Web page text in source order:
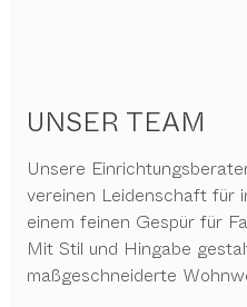
UNSER TEAM
Unsere
vereinen Leidenschaft für
einem feinen Gespür für
Mit Stil und Hingabe
maßgeschneiderte